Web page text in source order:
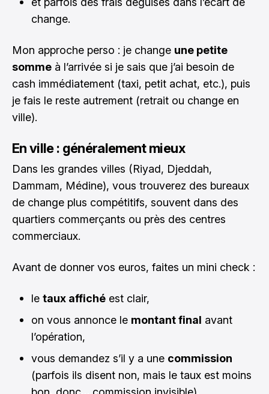
change.
Mon approche perso : je change une petite
somme à l’arrivée si je sais que j’ai besoin de
cash immédiatement (taxi, petit achat, etc.), puis
je fais le reste autrement (retrait ou change en
ville).
En ville : généralement mieux
Dans les grandes villes (Riyad, Djeddah,
Dammam, Médine), vous trouverez des bureaux
de change plus compétitifs, souvent dans des
quartiers commerçants ou près des centres
commerciaux.
Avant de donner vos euros, faites un mini check :
le taux affiché est clair,
on vous annonce le montant final avant
l’opération,
vous demandez s’il y a une commission
(parfois ils disent non, mais le taux est moins